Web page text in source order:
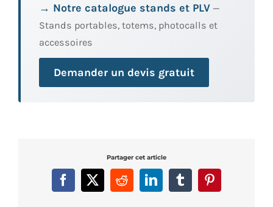
→ Notre catalogue stands et PLV —
Stands portables, totems, photocalls et
accessoires
Demander un devis gratuit
Partager cet article
Facebook
X RedditLinkedInTumblrPinterest